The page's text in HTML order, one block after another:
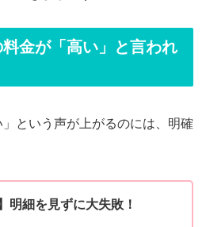
料金が「高い」と言われ
」という声が上がるのには、明確
明細を見ずに大失敗！